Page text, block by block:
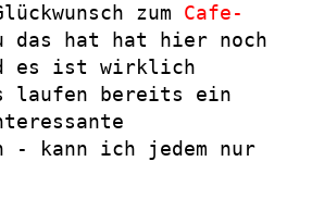
zum Cafe-
das hat hat hier noch
es ist wirklich
laufen bereits ein
- kann ich jedem nur